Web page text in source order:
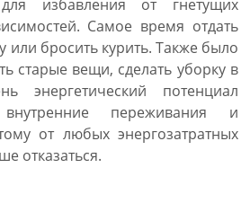
избавления от гнетущих
Самое время отдать
или бросить курить. Также было
старые вещи, сделать уборку в
энергетический потенциал
переживания и
от любых энергозатратных
отказаться.